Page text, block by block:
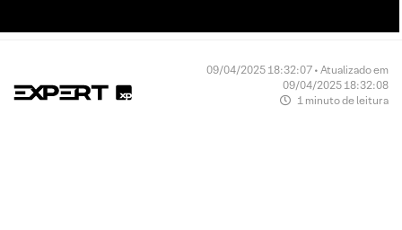
09/04/2025 18:32:07 • Atualizado em
09/04/2025 18:32:08
1 minuto de leitura